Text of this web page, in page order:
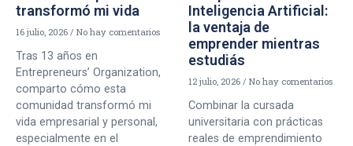
transformó mi vida
16 julio, 2026 No hay comentarios
Tras 13 años en
Entrepreneurs’ Organization,
comparto cómo esta
comunidad transformó mi
vida empresarial y personal,
especialmente en el
Inteligencia Artificial:
la ventaja de
emprender mientras
estudiás
12 julio, 2026 No hay comentarios
Combinar la cursada
universitaria con prácticas
reales de emprendimiento